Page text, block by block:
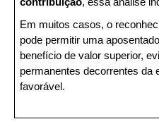
Em muitos casos, o
pode permitir uma
benefício de valor superior,
permanentes decorrentes da
favorável.